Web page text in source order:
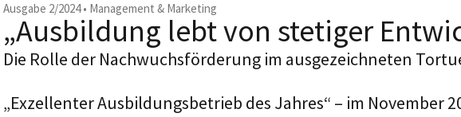
Ausgabe 2/2024• Management & Marketing
„Ausbildung lebt von stetiger
Die Rolle der Nachwuchsförderung im ausgezeichneten
„Exzellenter Ausbildungsbetrieb des Jahres“ – im November